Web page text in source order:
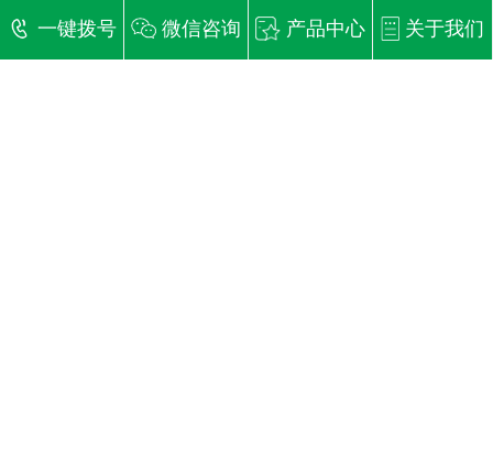
做好优质的样板给客户确认，让客户满意为止。
与国内外知名企业建立了长期的合作关系，成为他们的定点合作伙
材的背面，使树脂与片材接合成一体固化
成型的技术。IMD是在注射成型的同时进行
镶件加饰的技术，产品是和装饰承印材覆
25 IMD模内装饰工艺
一键拨号 微信咨询 产品中心 关于我们